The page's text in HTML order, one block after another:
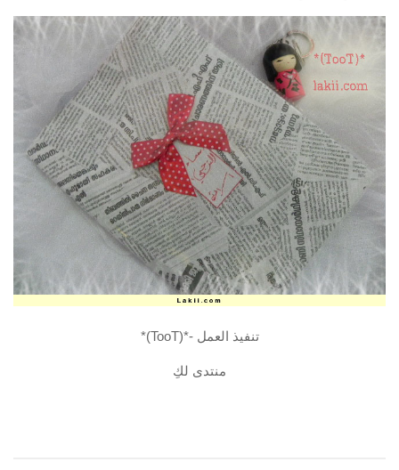
تنفيذ العمل -*(TooT)*
منتدى لكِ